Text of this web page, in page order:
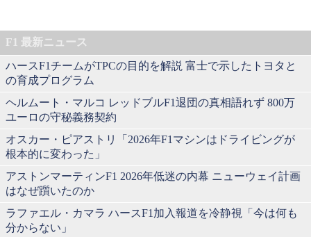
F1 最新ニュース
ハースF1チームがTPCの目的を解説 富士で示したトヨタと
の育成プログラム
ヘルムート・マルコ レッドブルF1退団の真相語れず 800万
ユーロの守秘義務契約
オスカー・ピアストリ「2026年F1マシンはドライビングが
根本的に変わった」
アストンマーティンF1 2026年低迷の内幕 ニューウェイ計画
はなぜ躓いたのか
ラファエル・カマラ ハースF1加入報道を冷静視「今は何も
分からない」